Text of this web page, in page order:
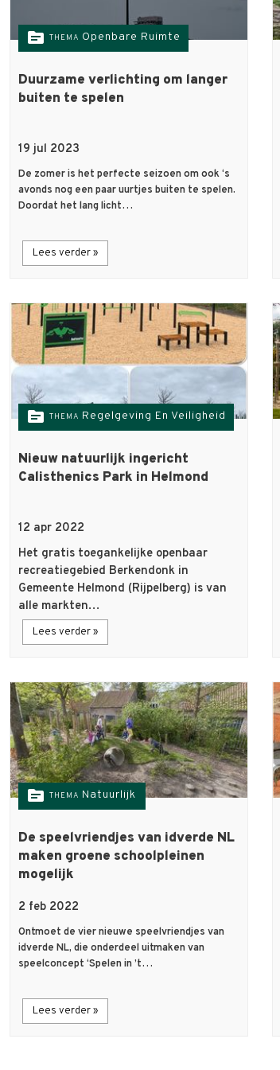
topic THEMA Openbare Ruimte
Duurzame verlichting om langer
buiten te spelen
19 jul 2023
De zomer is het perfecte seizoen om ook ‘s
avonds nog een paar uurtjes buiten te spelen.
Doordat het lang licht…
Lees verder »
topic THEMA Regelgeving En Veiligheid
Nieuw natuurlijk ingericht
Calisthenics Park in Helmond
12 apr 2022
Het gratis toegankelijke openbaar
recreatiegebied Berkendonk in
Gemeente Helmond (Rijpelberg) is van
alle markten…
Lees verder »
topic THEMA Natuurlijk
De speelvriendjes van idverde NL
maken groene schoolpleinen
mogelijk
2 feb 2022
Ontmoet de vier nieuwe speelvriendjes van
idverde NL, die onderdeel uitmaken van
speelconcept ‘Spelen in ’t…
Lees verder »